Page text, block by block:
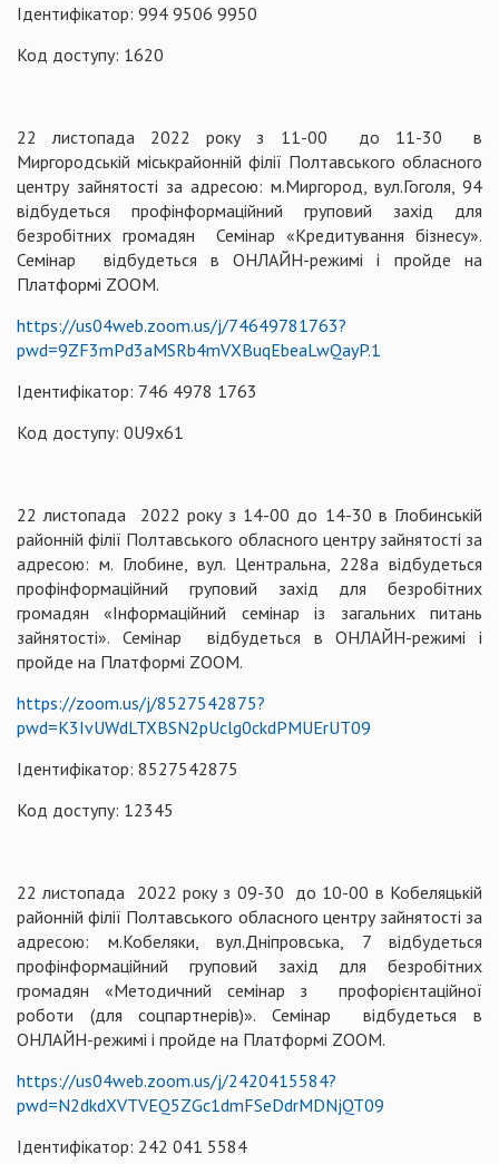
Ідентифікатор: 994 9506 9950
Код доступу: 1620
22 листопада 2022 року з 11-00 до 11-30 в
Миргородській міськрайонній філії Полтавського обласного
центру зайнятості за адресою: м.Миргород, вул.Гоголя, 94
відбудеться профінформаційний груповий захід для
безробітних громадян Семінар «Кредитування бізнесу».
Семінар відбудеться в ОНЛАЙН-режимі і пройде на
Платформі ZOOM.
https://us04web.zoom.us/j/74649781763?
pwd=9ZF3mPd3aMSRb4mVXBuqEbeaLwQayP.1
Ідентифікатор: 746 4978 1763
Код доступу: 0U9x61
22 листопада 2022 року з 14-00 до 14-30 в Глобинській
районній філії Полтавського обласного центру зайнятості за
адресою: м. Глобине, вул. Центральна, 228а відбудеться
профінформаційний груповий захід для безробітних
громадян «Інформаційний семінар із загальних питань
зайнятості». Семінар відбудеться в ОНЛАЙН-режимі і
пройде на Платформі ZOOM.
https://zoom.us/j/8527542875?
pwd=K3IvUWdLTXBSN2pUclg0ckdPMUErUT09
Ідентифікатор: 8527542875
Код доступу: 12345
22 листопада 2022 року з 09-30 до 10-00 в Кобеляцькій
районній філії Полтавського обласного центру зайнятості за
адресою: м.Кобеляки, вул.Дніпровська, 7 відбудеться
профінформаційний груповий захід для безробітних
громадян «Методичний семінар з профорієнтаційної
роботи (для соцпартнерів)». Семінар відбудеться в
ОНЛАЙН-режимі і пройде на Платформі ZOOM.
https://us04web.zoom.us/j/2420415584?
pwd=N2dkdXVTVEQ5ZGc1dmFSeDdrMDNjQT09
Ідентифікатор: 242 041 5584